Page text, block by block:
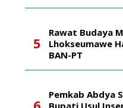
Rawat Budaya
Lhokseumawe
BAN-PT
Pemkab Abdya